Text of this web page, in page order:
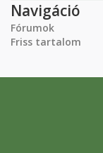
Navigáció
Fórumok
Friss tartalom